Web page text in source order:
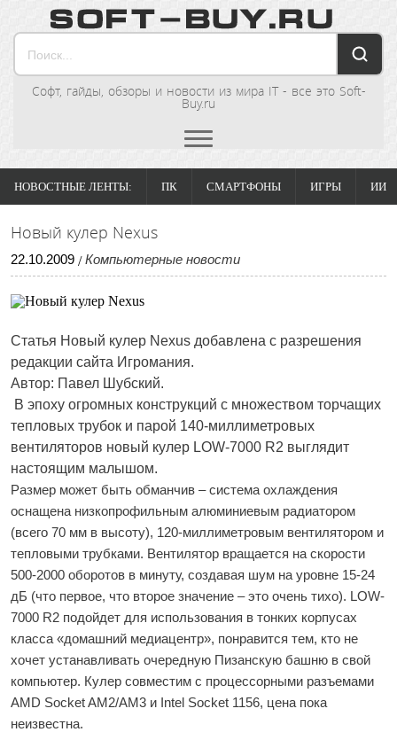
Софт, гайды, обзоры и новости из мира IT - все это Soft-
Buy.ru
НОВОСТНЫЕ ЛЕНТЫ: ПК СМАРТФОНЫ ИГРЫ ИИ
Новый кулер Nexus
22.10.2009 / Компьютерные новости
Статья Новый кулер Nexus добавлена с разрешения
редакции сайта Игромания.
Автор: Павел Шубский.
В эпоху огромных конструкций с множеством торчащих
тепловых трубок и парой 140-миллиметровых
вентиляторов новый кулер LOW-7000 R2 выглядит
настоящим малышом.
Размер может быть обманчив – система охлаждения
оснащена низкопрофильным алюминиевым радиатором
(всего 70 мм в высоту), 120-миллиметровым вентилятором и
тепловыми трубками. Вентилятор вращается на скорости
500-2000 оборотов в минуту, создавая шум на уровне 15-24
дБ (что первое, что второе значение – это очень тихо). LOW-
7000 R2 подойдет для использования в тонких корпусах
класса «домашний медиацентр», понравится тем, кто не
хочет устанавливать очередную Пизанскую башню в свой
компьютер. Кулер совместим с процессорными разъемами
AMD Socket AM2/AM3 и Intel Socket 1156, цена пока
неизвестна.